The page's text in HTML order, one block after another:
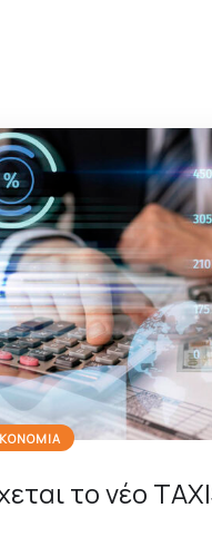
το νέο